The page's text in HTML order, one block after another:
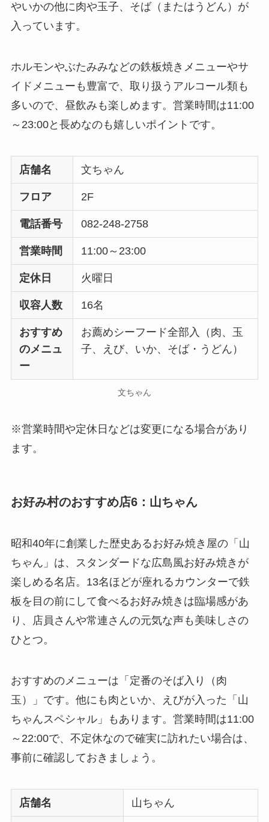
やいかの他に肉や玉子、そば（またはうどん）が
入っています。
ホルモンやぶたみみなどの鉄板焼きメニューやサ
イドメニューも豊富で、取り扱うアルコール類も
多いので、昼飲みも楽しめます。営業時間は11:00
～23:00と長めなのも嬉しいポイントです。
店舗名 文ちゃん
フロア 2F
電話番号 082-248-2758
営業時間 11:00～23:00
定休日 火曜日
収容人数 16名
おすすめ
のメニュ
ー
お薦めシーフード全部入（肉、玉
子、えび、いか、そば・うどん）
文ちゃん
※営業時間や定休日などは変更になる場合があり
ます。
お好み村のおすすめ店6：山ちゃん
昭和40年に創業した歴史あるお好み焼き屋の「山
ちゃん」は、スタンダードな広島風お好み焼きが
楽しめる名店。13名ほどが座れるカウンターで鉄
板を目の前にして食べるお好み焼きは臨場感があ
り、店員さんや常連さんの元気な声も美味しさの
ひとつ。
おすすめのメニューは「定番のそば入り（肉
玉）」です。他にも肉といか、えびが入った「山
ちゃんスペシャル」もあります。営業時間は11:00
～22:00で、不定休なので確実に訪れたい場合は、
事前に確認しておきましょう。
店舗名 山ちゃん